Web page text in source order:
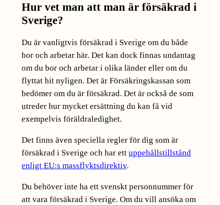
Hur vet man att man är försäkrad i
Sverige?
Du är vanligtvis försäkrad i Sverige om du både
bor och arbetar här. Det kan dock finnas undantag
om du bor och arbetar i olika länder eller om du
flyttat hit nyligen. Det är Försäkringskassan som
bedömer om du är försäkrad. Det är också de som
utreder hur mycket ersättning du kan få vid
exempelvis föräldraledighet.
Det finns även speciella regler för dig som är
försäkrad i Sverige och har ett uppehållstillstånd
enligt EU:s massflyktsdirektiv.
Du behöver inte ha ett svenskt personnummer för
att vara försäkrad i Sverige. Om du vill ansöka om